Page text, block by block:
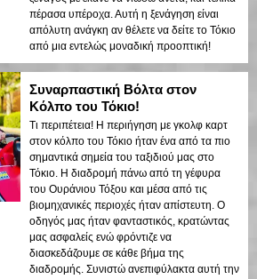
πέρασα υπέροχα. Αυτή η ξενάγηση είναι
απόλυτη ανάγκη αν θέλετε να δείτε το Τόκιο
από μια εντελώς μοναδική προοπτική!
Συναρπαστική Βόλτα στον
Κόλπο του Τόκιο!
Τι περιπέτεια! Η περιήγηση με γκολφ καρτ
στον κόλπο του Τόκιο ήταν ένα από τα πιο
σημαντικά σημεία του ταξιδιού μας στο
Τόκιο. Η διαδρομή πάνω από τη γέφυρα
του Ουράνιου Τόξου και μέσα από τις
βιομηχανικές περιοχές ήταν απίστευτη. Ο
οδηγός μας ήταν φανταστικός, κρατώντας
μας ασφαλείς ενώ φρόντιζε να
διασκεδάζουμε σε κάθε βήμα της
διαδρομής. Συνιστώ ανεπιφύλακτα αυτή την